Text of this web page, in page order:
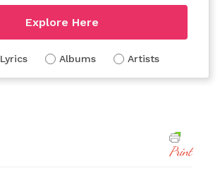
Explore Here
Lyrics Albums Artists
Print